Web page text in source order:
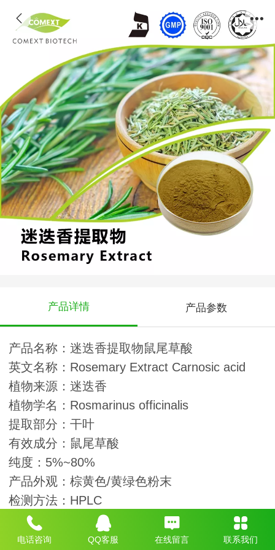
迷迭香提取物鼠尾草酸
产品详情 产品参数
产品名称：迷迭香提取物鼠尾草酸
英文名称：Rosemary Extract Carnosic acid
植物来源：迷迭香
植物学名：Rosmarinus officinalis
提取部分：干叶
有效成分：鼠尾草酸
纯度：5%~80%
产品外观：棕黄色/黄绿色粉末
检测方法：HPLC
产品描述
电话咨询 QQ客服 在线留言 联系我们